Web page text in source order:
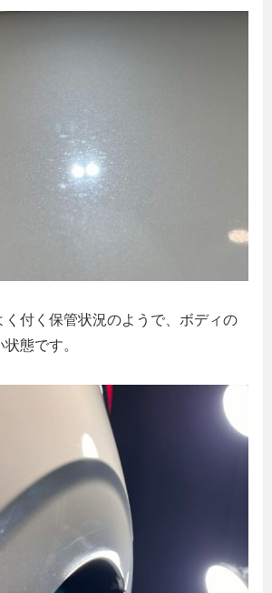
く付く保管状況のようで、ボディの
態です。